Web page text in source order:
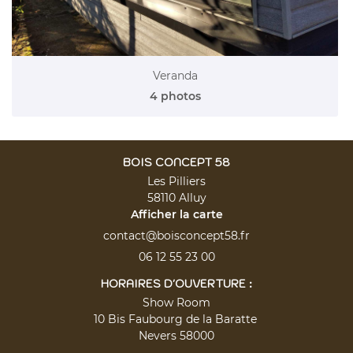
Avis
Contact
RESTEZ
REJOIGNEZ-
Veranda
4 photos
BOIS CONCEPT 58
Les Pilliers
58110 Alluy
Afficher la carte
06 12 55 23 00
HORAIRES D'OUVERTURE :
Show Room
10 Bis Faubourg de la Baratte
Nevers 58000